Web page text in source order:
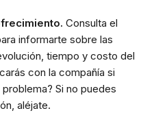
Consulta el
informarte sobre las
tiempo y costo del
con la compañía si
Si no puedes
aléjate.